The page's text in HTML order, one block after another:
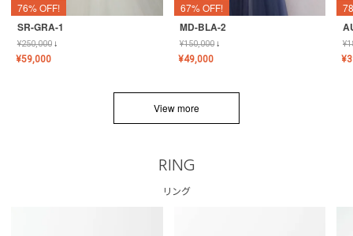
76% OFF!
SR-GRA-1
¥250,000↓
¥59,000
67% OFF!
MD-BLA-2
¥150,000↓
¥49,000
¥
¥
View more
RING
リング